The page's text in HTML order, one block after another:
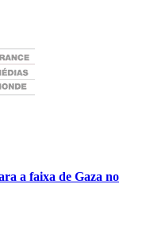
a faixa de Gaza no